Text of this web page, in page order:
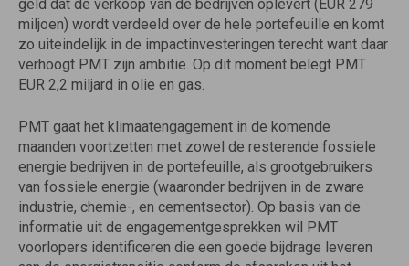
geld dat de verkoop van de bedrijven oplevert (EUR 279
miljoen) wordt verdeeld over de hele portefeuille en komt
zo uiteindelijk in de impactinvesteringen terecht want daar
verhoogt PMT zijn ambitie. Op dit moment belegt PMT
EUR 2,2 miljard in olie en gas.
PMT gaat het klimaatengagement in de komende
maanden voortzetten met zowel de resterende fossiele
energie bedrijven in de portefeuille, als grootgebruikers
van fossiele energie (waaronder bedrijven in de zware
industrie, chemie-, en cementsector). Op basis van de
informatie uit de engagementgesprekken wil PMT
voorlopers identificeren die een goede bijdrage leveren